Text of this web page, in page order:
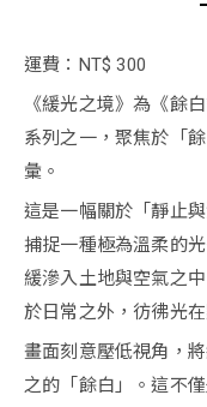
運費：NT$ 300
《緩光之境》為《餘
系列之一，聚焦於「
彙。
這是一幅關於「靜止
捕捉一種極為溫柔的
緩滲入土地與空氣之
於日常之外，彷彿光
畫面刻意壓低視角，
之的「餘白」。這不